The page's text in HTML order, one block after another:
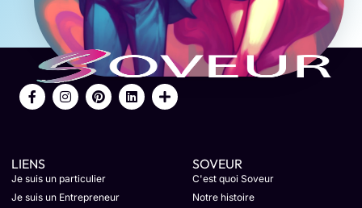
LIENS
Je suis un particulier
Je suis un Entrepreneur
SOVEUR
C'est quoi Soveur
Notre histoire